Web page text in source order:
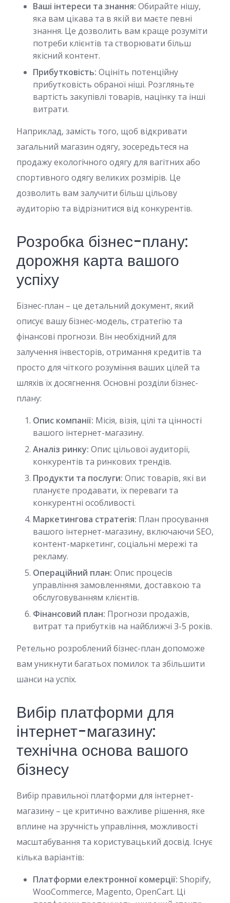
Ваші інтереси та знання: Обирайте нішу,
яка вам цікава та в якій ви маєте певні
знання. Це дозволить вам краще розуміти
потреби клієнтів та створювати більш
якісний контент.
Прибутковість: Оцініть потенційну
прибутковість обраної ніші. Розгляньте
вартість закупівлі товарів, націнку та інші
витрати.
Наприклад, замість того, щоб відкривати
загальний магазин одягу, зосередьтеся на
продажу екологічного одягу для вагітних або
спортивного одягу великих розмірів. Це
дозволить вам залучити більш цільову
аудиторію та відрізнитися від конкурентів.
Розробка бізнес-плану:
дорожня карта вашого
успіху
Бізнес-план – це детальний документ, який
описує вашу бізнес-модель, стратегію та
фінансові прогнози. Він необхідний для
залучення інвесторів, отримання кредитів та
просто для чіткого розуміння ваших цілей та
шляхів їх досягнення. Основні розділи бізнес-
плану:
Опис компанії: Місія, візія, цілі та цінності
вашого інтернет-магазину.
Аналіз ринку: Опис цільової аудиторії,
конкурентів та ринкових трендів.
Продукти та послуги: Опис товарів, які ви
плануєте продавати, їх переваги та
конкурентні особливості.
Маркетингова стратегія: План просування
вашого інтернет-магазину, включаючи SEO,
контент-маркетинг, соціальні мережі та
рекламу.
Операційний план: Опис процесів
управління замовленнями, доставкою та
обслуговуванням клієнтів.
Фінансовий план: Прогнози продажів,
витрат та прибутків на найближчі 3-5 років.
Ретельно розроблений бізнес-план допоможе
вам уникнути багатьох помилок та збільшити
шанси на успіх.
Вибір платформи для
інтернет-магазину:
технічна основа вашого
бізнесу
Вибір правильної платформи для інтернет-
магазину – це критично важливе рішення, яке
вплине на зручність управління, можливості
масштабування та користувацький досвід. Існує
кілька варіантів:
Платформи електронної комерції: Shopify,
WooCommerce, Magento, OpenCart. Ці